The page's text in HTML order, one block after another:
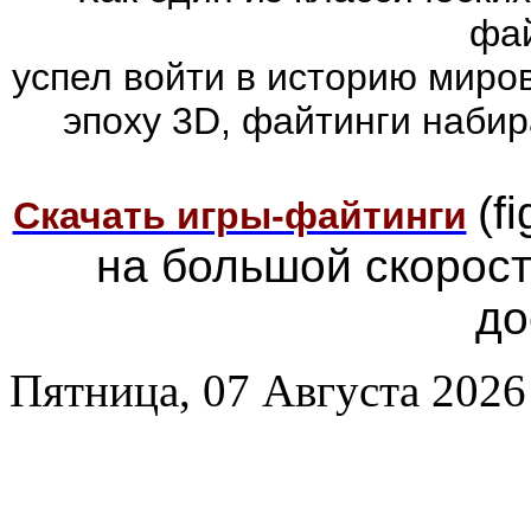
успел войти в историю
эпоху 3D, файтинги
Скачать игры-файтинги
на большой
Пятница, 07 Августа 2026